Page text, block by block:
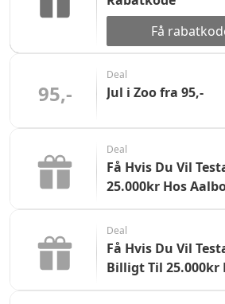
Få
95,-
Deal
Jul i Zoo fra 95,-
Deal
Få Hvis Du Vil
25.000kr Hos
Deal
Få Hvis Du Vil
Billigt Til 25.000kr